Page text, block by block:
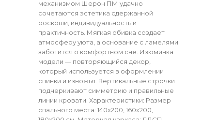
механизмом Шерон ПМ удачно
сочетаются эстетика сдержанной
роскоши, индивидуальность и
практичность. Мягкая обивка создает
атмосферу уюта, а основание с ламелями
заботится о комфортном сне. Изюминка
модели — повторяющийся декор,
который используется в оформлении
спинки и изножья. Вертикальные строчки
подчеркивают симметрию и правильные
линии кровати. Характеристики: Размер
спального места: 140х200, 160х200,